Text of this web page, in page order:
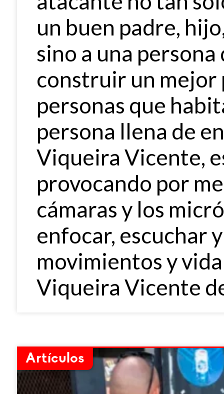
un buen padre,
sino a una
construir un mejor
personas que
persona llena de
Viqueira Vicente,
provocando por
cámaras y los
enfocar, escuchar
movimientos y
Viqueira Vicente
Artículos